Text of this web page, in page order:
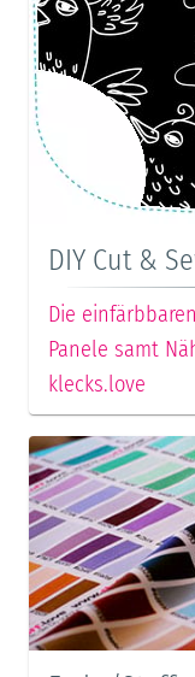
DIY Cut &
Die
Panele samt
klecks.love